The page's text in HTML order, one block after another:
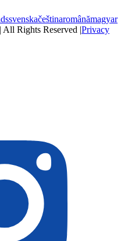
svenskačeštinaromânămagyar
Rights Reserved |Privacy